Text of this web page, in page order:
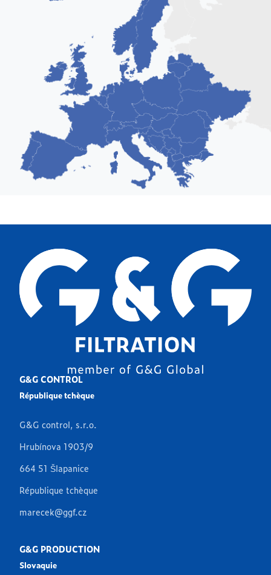
G&G CONTROL
République tchèque
G&G control, s.r.o.
Hrubínova 1903/9
664 51 Šlapanice
République tchèque
marecek@ggf.cz
G&G PRODUCTION
Slovaquie